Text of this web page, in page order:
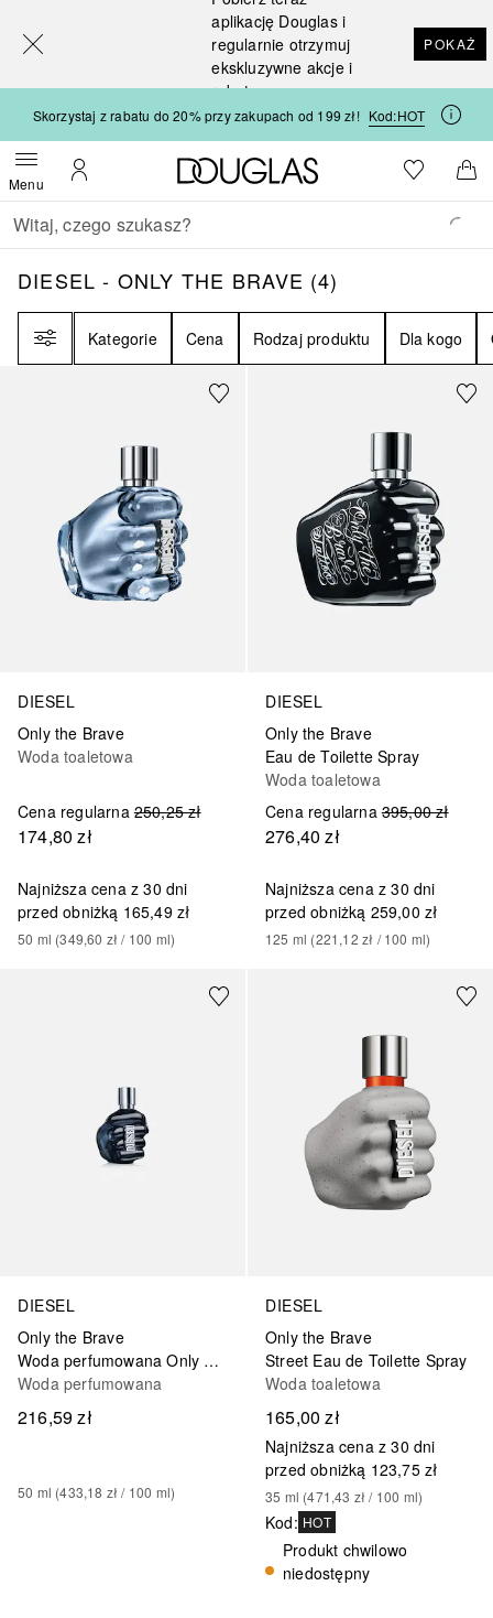
aplikację Douglas i
regularnie otrzymuj
ekskluzywne akcje i
rabaty
POKAŻ
Skorzystaj z rabatu do 20% przy zakupach od 199 zł! Kod:HOT
MenuOtwórz menuMoje konto
Strona główna Douglas
Do listyDo
Wracać
Wykonaj wyszukiwanie
DIESEL - ONLY THE BRAVE4
DIESEL - ONLY THE BRAVE (4)
Kategorie Cena Rodzaj produktu Dla kogo
DIESEL
Only the Brave
Woda toaletowa
Cena regularna 250,25 zł
174,80 zł
Najniższa cena z 30 dni
przed obniżką 165,49 zł
50 ml (349,60 zł / 100 ml)
DIESEL
Only the Brave
Eau de Toilette Spray
Woda toaletowa
Cena regularna 395,00 zł
276,40 zł
Najniższa cena z 30 dni
przed obniżką 259,00 zł
125 ml (221,12 zł / 100 ml)
DIESEL
Only the Brave
Woda perfumowana Only The Brave 50ml
Woda perfumowana
216,59 zł
50 ml (433,18 zł / 100 ml)
DIESEL
Only the Brave
Street Eau de Toilette Spray
Woda toaletowa
165,00 zł
Najniższa cena z 30 dni
przed obniżką 123,75 zł
35 ml (471,43 zł / 100 ml)
Kod: HOT
Produkt chwilowo
niedostępny
[navigation.slideout.screenreader]